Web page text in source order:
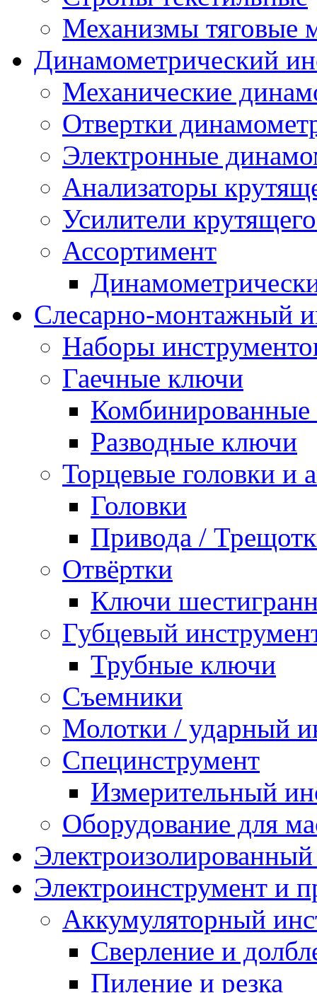
Механизмы тяговые
Динамометрический
Механические
Отвертки
Электронные
Анализаторы
Усилители
Ассортимент
Слесарно-монтажный
Наборы
Гаечные ключи
Разводные ключи
Торцевые головки и
Головки
Привода /
Отвёртки
Ключи
Губцевый
Трубные ключи
Съемники
Молотки / ударный
Специнструмент
Измерительный
Оборудование для
Электроинструмент и
Аккумуляторный
Сверление и
Пиление и резка